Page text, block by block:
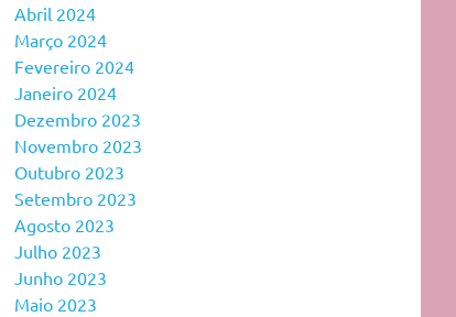
Abril 2024
Março 2024
Fevereiro 2024
Janeiro 2024
Dezembro 2023
Novembro 2023
Outubro 2023
Setembro 2023
Agosto 2023
Julho 2023
Junho 2023
Maio 2023